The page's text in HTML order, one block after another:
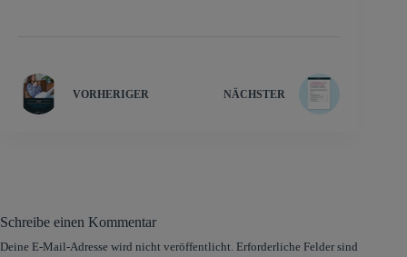
VORHERIGER NÄCHSTER
Schreibe einen Kommentar
Deine E-Mail-Adresse wird nicht veröffentlicht. Erforderliche Felder sind